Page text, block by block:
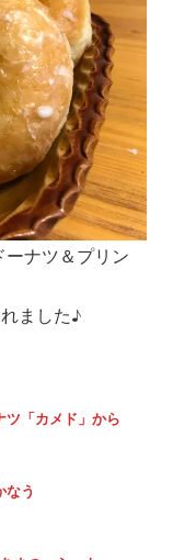
ナツ＆プリン
ました♪
「カメド」から
う